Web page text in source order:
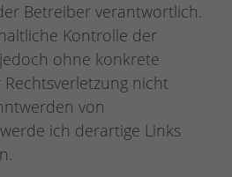
Betreiber verantwortlich.
Kontrolle der
ohne konkrete
nicht
von
ich derartige Links